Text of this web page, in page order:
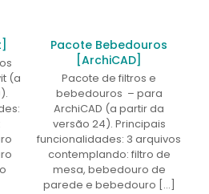
(a
Pacote Bebedouros
[ArchiCAD]
Pacote de filtros e
bebedouros – para
ArchiCAD (a partir da
versão 24). Principais
funcionalidades: 3 arquivos
contemplando: filtro de
mesa, bebedouro de
parede e bebedouro […]